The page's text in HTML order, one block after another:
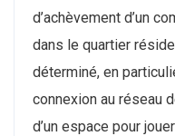
d’achèvement d’un
dans le quartier
déterminé, en
connexion au réseau
d’un espace pour